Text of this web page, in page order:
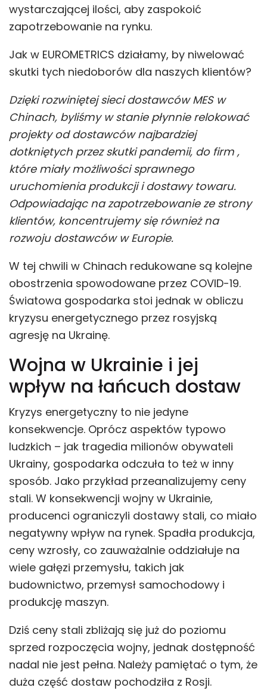
wystarczającej ilości, aby zaspokoić
zapotrzebowanie na rynku.
Jak w EUROMETRICS działamy, by niwelować
skutki tych niedoborów dla naszych klientów?
Dzięki rozwiniętej sieci dostawców MES w
Chinach, byliśmy w stanie płynnie relokować
projekty od dostawców najbardziej
dotkniętych przez skutki pandemii, do firm ,
które miały możliwości sprawnego
uruchomienia produkcji i dostawy towaru.
Odpowiadając na zapotrzebowanie ze strony
klientów, koncentrujemy się również na
rozwoju dostawców w Europie.
W tej chwili w Chinach redukowane są kolejne
obostrzenia spowodowane przez COVID-19.
Światowa gospodarka stoi jednak w obliczu
kryzysu energetycznego przez rosyjską
agresję na Ukrainę.
Wojna w Ukrainie i jej
wpływ na łańcuch dostaw
Kryzys energetyczny to nie jedyne
konsekwencje. Oprócz aspektów typowo
ludzkich – jak tragedia milionów obywateli
Ukrainy, gospodarka odczuła to też w inny
sposób. Jako przykład przeanalizujemy ceny
stali. W konsekwencji wojny w Ukrainie,
producenci ograniczyli dostawy stali, co miało
negatywny wpływ na rynek. Spadła produkcja,
ceny wzrosły, co zauważalnie oddziałuje na
wiele gałęzi przemysłu, takich jak
budownictwo, przemysł samochodowy i
produkcję maszyn.
Dziś ceny stali zbliżają się już do poziomu
sprzed rozpoczęcia wojny, jednak dostępność
nadal nie jest pełna. Należy pamiętać o tym, że
duża część dostaw pochodziła z Rosji.